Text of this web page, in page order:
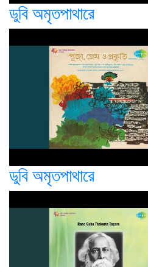
ডুবি অমৃতপাথারে
ডুবি অমৃতপাথারে